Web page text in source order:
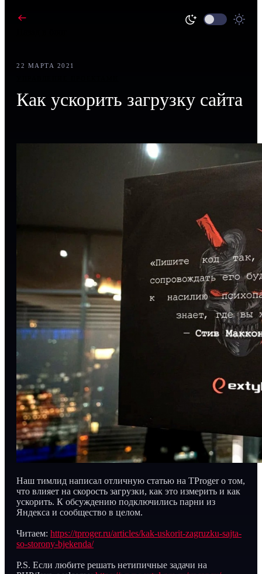
22 МАРТА 2021
Как ускорить загрузку сайта
Наш тимлид написал отличную статью на TProger о том,
что влияет на скорость загрузки, как это измерить и как
ускорить. К обсуждению подключились парни из
Яндекса и сообщество в целом.
Читаем: https://tproger.ru/articles/kak-uskorit-zagruzku-sajta-
so-storony-bjekenda/
P.S. Если любите решать нетипичные задачи на